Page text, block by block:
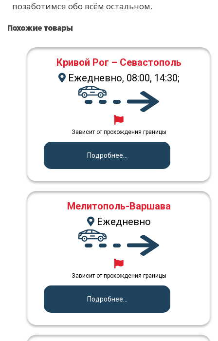
позаботимся обо всём остальном.
Похожие товары
Кривой Рог – Севастополь
Ежедневно, 08:00, 14:30;
Зависит от прохождения границы
Подробнее...
Мелитополь-Варшава
Ежедневно
Зависит от прохождения границы
Подробнее...